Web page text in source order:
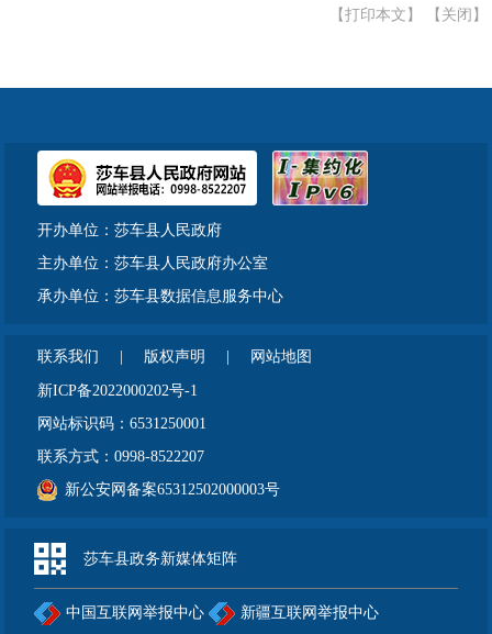
【打印本文】 【关闭】
开办单位：莎车县人民政府
主办单位：莎车县人民政府办公室
承办单位：莎车县数据信息服务中心
联系我们 版权声明 网站地图
新ICP备2022000202号-1
网站标识码：6531250001
联系方式：0998-8522207
新公安网备案65312502000003号
莎车县政务新媒体矩阵
中国互联网举报中心 新疆互联网举报中心